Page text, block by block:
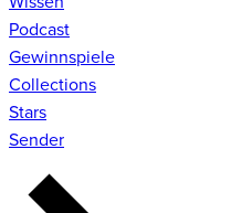
Podcast
Gewinnspiele
Collections
Stars
Sender